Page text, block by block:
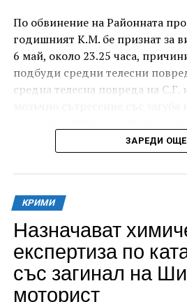
По обвинение на Районната
годишният К.М. бе признат за
6 май, около 23.25 часа,
подбуди средни телесни
средна телесна повреда на С.Г.
живота, и лека телесна повреда
порезна рана на петия пръст
довела до разстройство на
За извършеното престъпление
осъден с наложено наказание 1
лишаване от свобода, чието
за срок от 4 години и 6 месеца.
ЗАРЕДИ ОЩЕ
КРИМИ
Назначават
експертиза по
със загинал на
моторист